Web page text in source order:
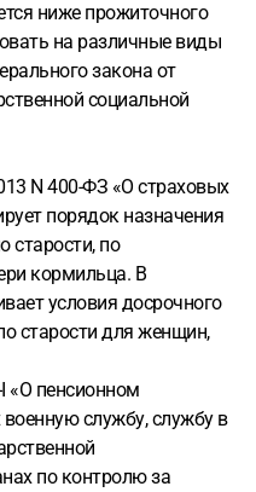
ниже прожиточного
на различные виды
закона от
социальной
N 400-ФЗ «О страховых
порядок назначения
старости, по
кормильца. В
условия досрочного
старости для женщин,
«О пенсионном
службу, службу в
по контролю за